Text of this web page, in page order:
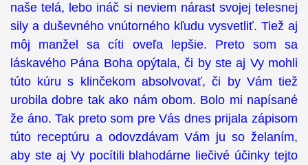
naše telá, lebo ináč si neviem nárast svojej telesnej
sily a duševného vnútorného kľudu vysvetliť. Tiež aj
môj manžel sa cíti oveľa lepšie. Preto som sa
láskavého Pána Boha opýtala, či by ste aj Vy mohli
túto kúru s klinčekom absolvovať, či by Vám tiež
urobila dobre tak ako nám obom. Bolo mi napísané
že áno. Tak preto som pre Vás dnes prijala zápisom
túto receptúru a odovzdávam Vám ju so želaním,
aby ste aj Vy pocítili blahodárne liečivé účinky tejto